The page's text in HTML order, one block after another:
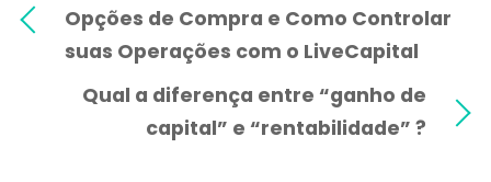
Opções de Compra e Como Controlar
suas Operações com o LiveCapital
Qual a diferença entre “ganho de
capital” e “rentabilidade” ?